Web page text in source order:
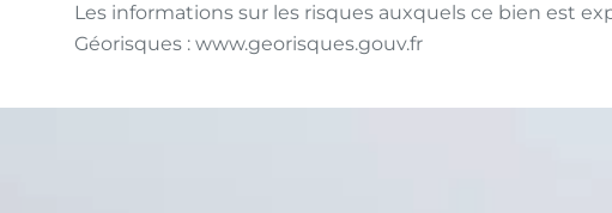
Les informations sur les risques auxquels ce bien est
Géorisques : www.georisques.gouv.fr